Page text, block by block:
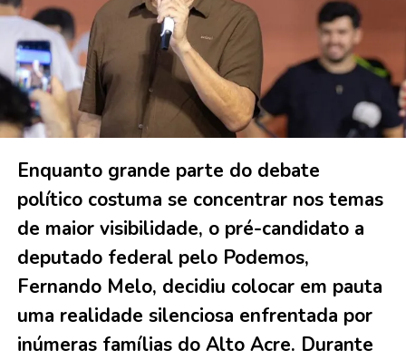
Enquanto grande parte do debate
político costuma se concentrar nos temas
de maior visibilidade, o pré-candidato a
deputado federal pelo Podemos,
Fernando Melo, decidiu colocar em pauta
uma realidade silenciosa enfrentada por
inúmeras famílias do Alto Acre. Durante